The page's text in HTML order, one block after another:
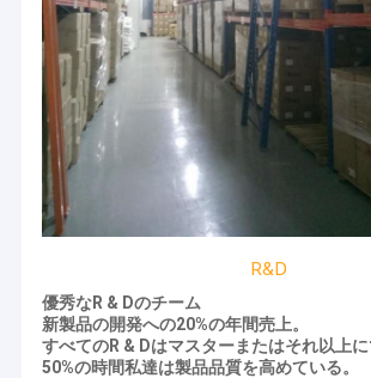
家
プロダクト
R&D
優秀なR & Dのチーム
新製品の開発への20%の年間売上。
すべてのR & Dはマスターまたはそれ以上に
50%の時間私達は製品品質を高めている。
ビーバーは蘇州工業団地にいた2011年のつい
バーは製品設計の「twin-turbine」作戦として
テクノロジーを結合する。ビーバーのチーム